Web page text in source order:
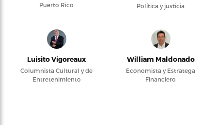
Puerto Rico
Política y justicia
Luisito Vigoreaux
Columnista Cultural y de
Entretenimiento
William Maldonado
Economista y Estratega
Financiero